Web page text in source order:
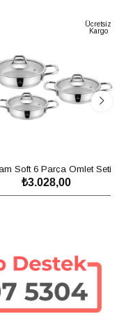
Ücretsiz
Kargo
Soft 6 Parça Omlet Seti
₺3.028,00
SEPETE EKLE